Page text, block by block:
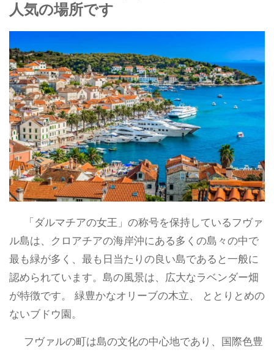
人気の場所です
「ダルマチアの女王」の称号を保持しているフヴァ
ル島は、クロアチアの海岸沖にある多くの島々の中で
最も緑が多く、最も日当たりの良い島であると一般に
認められています。島の風景は、広大なラベンダー畑
が特徴です。 緑豊かなオリーブの木立、 ととりとめの
ないブドウ園。
フヴァルの町は島の文化の中心地であり、国際色豊